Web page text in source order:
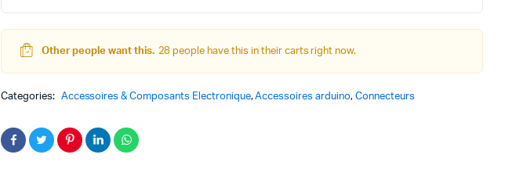
Lego Education
Pack Arduino – raspberry pi
was:
د.ت 5,000.
is:
د.ت 4,000.
quantity
Other people want this. 28 people have this in their carts right now.
Categories: Accessoires & Composants Electronique,Accessoires arduino, Connecteurs